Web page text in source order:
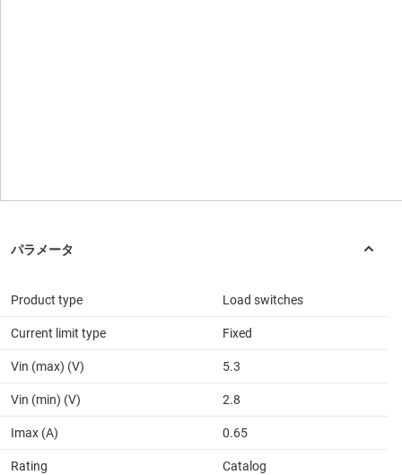
Product type Load switches
Current limit type Fixed
Vin (max) (V) 5.3
Vin (min) (V) 2.8
Imax (A) 0.65
Rating Catalog